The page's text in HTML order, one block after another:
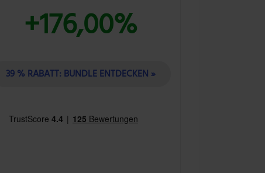
+176,00%
39 % RABATT: BUNDLE ENTDECKEN »